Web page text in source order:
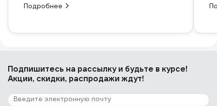
Подробнее
Подпишитесь на рассылкуи будьте в курсе!
Акции, скидки, распродажи ждут!